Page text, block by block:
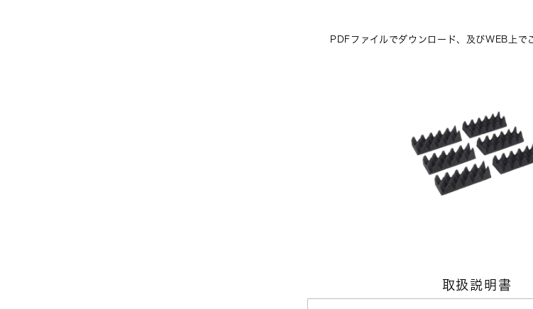
PDFファイルでダウンロード、及びWEB上で
取扱説明書